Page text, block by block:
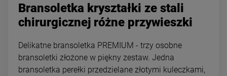
Bransoletka kryształki ze stali
chirurgicznej różne przywieszki
Delikatne bransoletka PREMIUM - trzy osobne
bransoletki złożone w piękny zestaw. Jedna
bransoletka perełki przedzielane złotymi kuleczkami,